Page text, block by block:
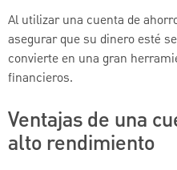
Al utilizar una cuenta de
asegurar que su dinero esté
convierte en una gran
financieros.
Ventajas de una
alto rendimiento